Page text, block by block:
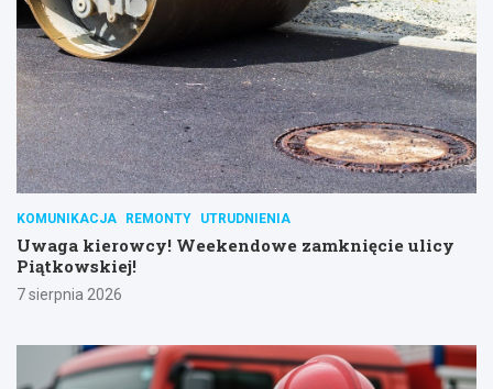
KOMUNIKACJA REMONTY UTRUDNIENIA
Uwaga kierowcy! Weekendowe zamknięcie ulicy
Piątkowskiej!
7 sierpnia 2026